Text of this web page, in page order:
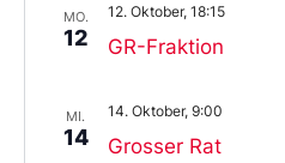
MO.
12 GR-Fraktion
12. Oktober, 18:15
MI.
14 Grosser Rat
14. Oktober, 9:00